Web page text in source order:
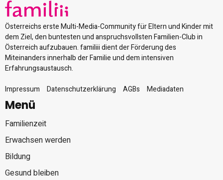
Österreichs erste Multi-Media-Community für Eltern und Kinder mit
dem Ziel, den buntesten und anspruchsvollsten Familien-Club in
Österreich aufzubauen. familiii dient der Förderung des
Miteinanders innerhalb der Familie und dem intensiven
Erfahrungsaustausch.
Impressum
Datenschutzerklärung AGBs Mediadaten
Menü
Familienzeit
Erwachsen werden
Bildung
Gesund bleiben